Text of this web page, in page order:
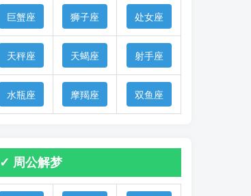
巨蟹座 狮子座 处女座
天秤座 天蝎座 射手座
水瓶座 摩羯座 双鱼座
✓ 周公解梦